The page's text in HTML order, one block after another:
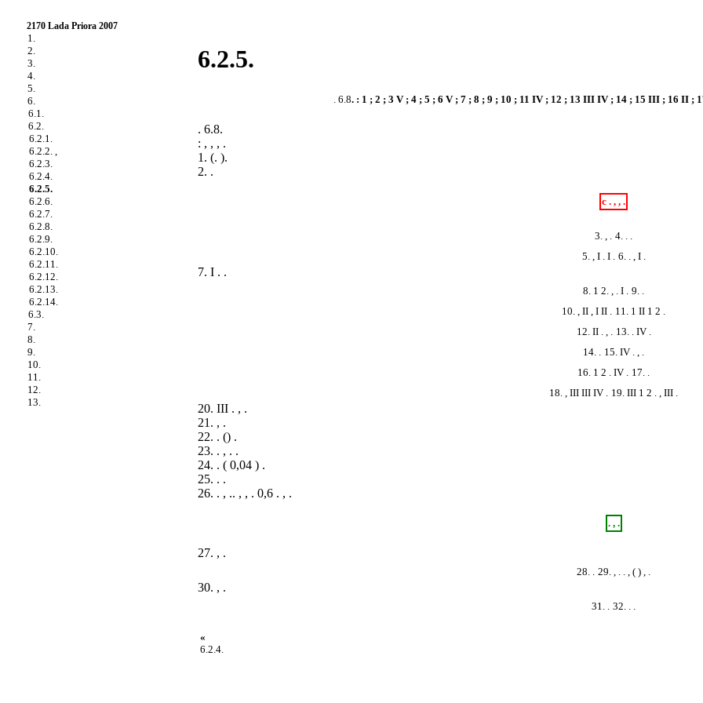
2170 Lada Priora 2007
1.
2.
3.
4.
5.
6.
6.1.
6.2.
6.2.1.
6.2.2. ,
6.2.3.
6.2.4.
6.2.5.
6.2.6.
6.2.7.
6.2.8.
6.2.9.
6.2.10.
6.2.11.
6.2.12.
6.2.13.
6.2.14.
6.3.
7.
8.
9.
10.
11.
12.
13.
6.2.5.
. 6.8. : 1 ; 2 ; 3 V ; 4 ; 5 ; 6 V ; 7 ; 8 ; 9 ; 10 ; 11 IV ; 12 ; 13 III IV ; 14 ; 15 III ; 16 II ;
. 6.8.
: , , , .
1. (. ).
2. .
c . , , .
3. , .
4. . .
5. , I . I .
6. . , I .
7. I . .
8. 1 2. , . I .
9. .
10. , II , I II .
11. 1 II 1 2 .
12. II . , .
13. . IV .
14. .
15. IV . , .
16. 1 2 . IV .
17. .
18. , III III IV .
19. III 1 2 . , III .
20. III . , .
21. , .
22. . () .
23. . , . .
24. . ( 0,04 ) .
25. . .
26. . , .. , , . 0,6 . , .
. , .
27. , .
28. . 29. , . . , ( ) , .
30. , .
31. . 32. . .
«
6.2.4.